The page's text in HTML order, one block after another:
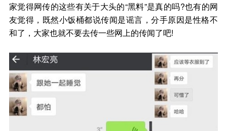
家觉得网传的这些有关于大头的“黑料”是真的吗?也有的网
友觉得，既然小饭桶都说传闻是谣言，分手原因是性格不
和了，大家也就不要去传一些网上的传闻了吧!